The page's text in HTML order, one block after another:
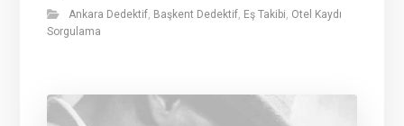
Ankara Dedektif, Başkent Dedektif, Eş Takibi, Otel Kaydı
Sorgulama